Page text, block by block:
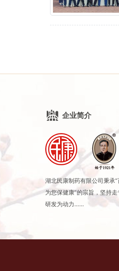
企业简介
湖北民康制药有限公司秉承
为您保健康”的宗旨，坚持
研发为动力……